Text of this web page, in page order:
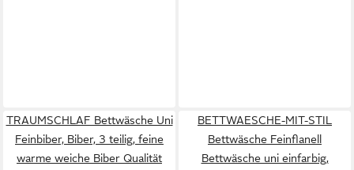
TRAUMSCHLAF Bettwäsche Uni
Feinbiber, Biber, 3 teilig, feine
warme weiche Biber Qualität
BETTWAESCHE-MIT-STIL
Bettwäsche Feinflanell
Bettwäsche uni einfarbig,